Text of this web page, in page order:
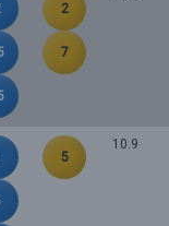
2
7
5
10.9